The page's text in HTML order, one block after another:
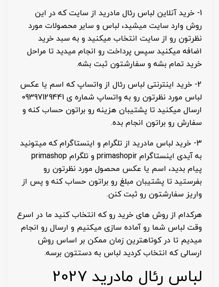
1- خرید آنلاین لباس رئال مادرید از سایت که در این
روش وارد سایت میشید، لباس و سایر محصولات مورد
نظرتون رو از سایت انتخاب میکنید و به سبد خرید
اضافه میکنید سپس پرداخت رو انجام میدید تا مراحل
خرید تمام بشه و سفارشتون ثبت بشه.
2- خرید اینترنتی لباس رئال از واتساپ که اسم یا عکس
لباس مورد نظرتون رو به واتساپ شماره ی 09397129441
ارسال میکنید تا پشتیبان هزینه رو براتون حساب کنه و
سفارش رو براتون انجام بده.
3- خرید لباس مادرید از تلگرام و اینستاگرام که میتونید
به آیدی اینستاگرام primashopir و تلگرام primashop
پیام بدید، اسم یا عکس محصول مورد نظرتون رو
بفرستید تا پشتیبان مبلغ رو براتون حساب کنه و پس از
واریز سفارشتون رو ثبت کنن.
هرکدام از روش های خرید رو که انتخاب کنید ما در اسرع
وقت لباس شما رو آماده سازی میکنیم و ارسال رو انجام
میدیم تا در کوتاهترین زمان ممکن بر اساس روش
ارسالی که انتخاب کردید لباس به دستتون برسه.
لباس رئال مادرید 2027